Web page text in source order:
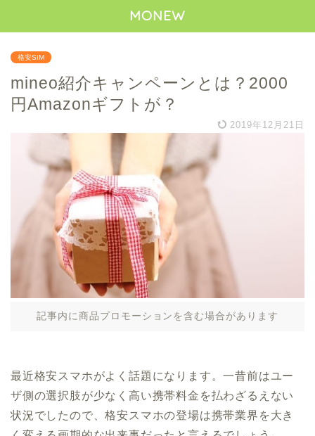
MONEW
格安SIM
mineo紹介キャンペーンとは？2000
円Amazonギフトが？
2019年12月21日
記事内に商品プロモーションを含む場合があります
最近格安スマホがよく話題になります。一昔前はユー
ザ側の選択肢が少なく高い携帯料金を払わざるえない
状況でしたので、格安スマホの登場は携帯業界を大き